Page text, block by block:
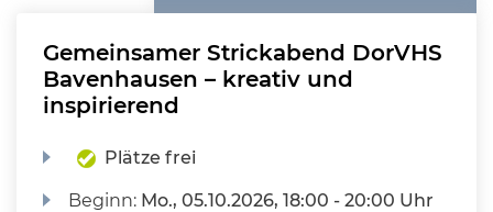
Gemeinsamer Strickabend DorVHS
Bavenhausen – kreativ und
inspirierend
Plätze frei
Beginn: Mo., 05.10.2026, 18:00 - 20:00 Uhr